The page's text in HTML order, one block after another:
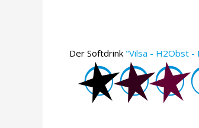
Der Softdrink "Vilsa - H2Obst -